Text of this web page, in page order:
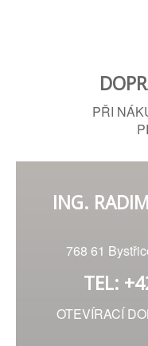
PŘI
ING.
768 61
TEL:
OTEVÍRACÍ